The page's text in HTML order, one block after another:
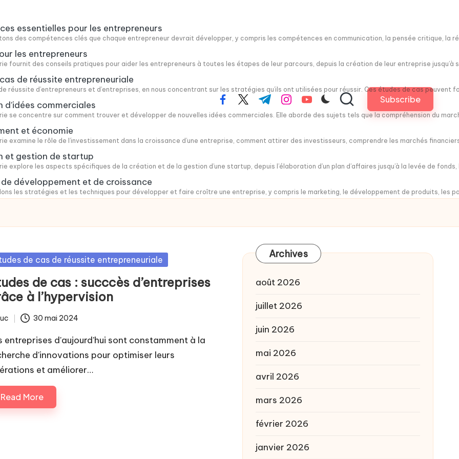
essentielles pour les entrepreneurs
des compétences clés que chaque entrepreneur devrait développer, y compris les compétences en communication, la pensée critique, la
les entrepreneurs
fournit des conseils pratiques pour aider les entrepreneurs à toutes les étapes de leur parcours, depuis la création de leur entreprise
de réussite entrepreneuriale
réussite d’entrepreneurs et d’entreprises, en nous concentrant sur les stratégies qu’ils ont utilisées pour réussir. Ces études de cas
d’idées commerciales
se concentre sur comment trouver et développer de nouvelles idées commerciales. Elle aborde des sujets tels que la compréhension du
et économie
examine le rôle de l’investissement dans la croissance d’une entreprise, comment attirer des investisseurs, comprendre les marchés
et gestion de startup
explore les aspects spécifiques de la création et de la gestion d’une startup, depuis l’élaboration d’un plan d’affaires jusqu’à la levée de
développement et de croissance
les stratégies et les techniques pour développer et faire croître une entreprise, y compris le marketing, le développement de produits, les
facebook.com
twitter.com
t.me instagram.com
youtube.com Subscribe
de cas de réussite entrepreneuriale
de cas : succcès d’entreprises
à l’hypervision
30 mai 2024
entreprises d'aujourd'hui sont constamment à la
d'innovations pour optimiser leurs
et améliorer…
Read More
Archives
août 2026
juillet 2026
juin 2026
mai 2026
avril 2026
mars 2026
février 2026
janvier 2026